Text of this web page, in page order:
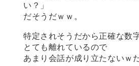
い？」
だそうだｗｗ。
特定されそうだから正確な数
とても離れているので
あまり会話が成り立たないｗ